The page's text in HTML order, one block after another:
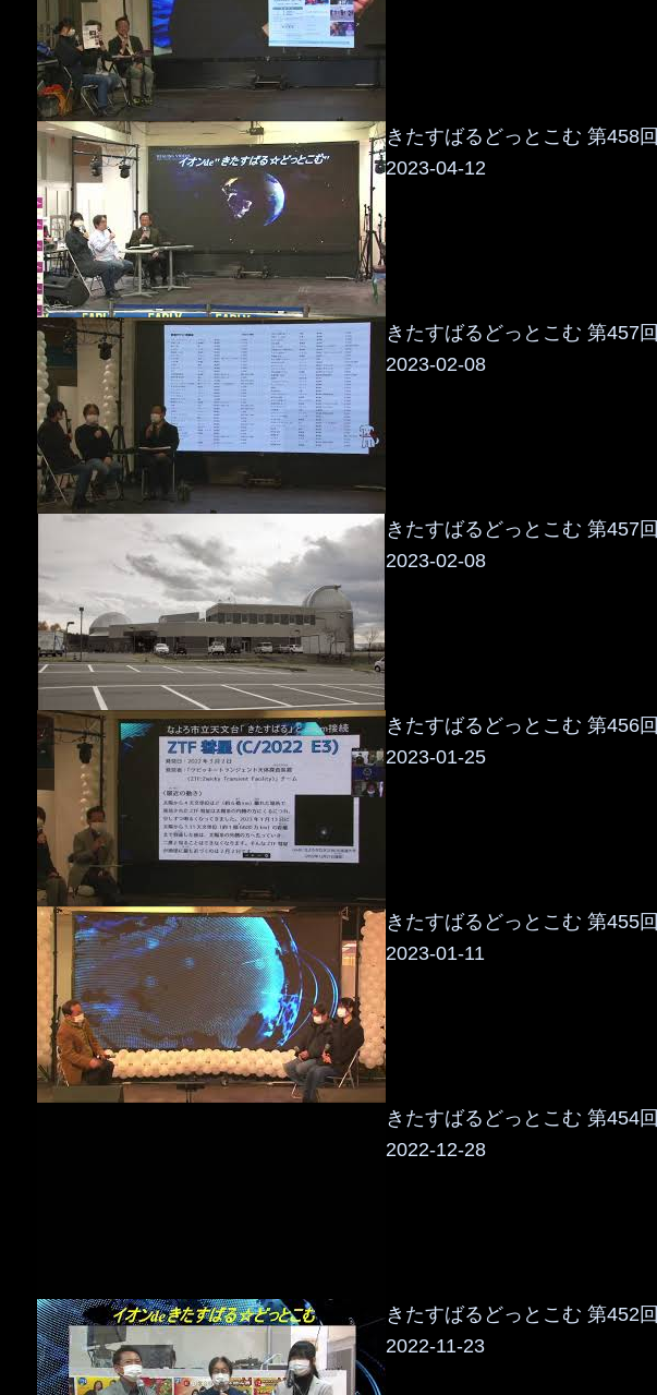
きたすばるどっとこむ 第458回
2023-04-12
きたすばるどっとこむ 第457回
2023-02-08
きたすばるどっとこむ 第457回
2023-02-08
きたすばるどっとこむ 第456回
2023-01-25
きたすばるどっとこむ 第455回
2023-01-11
きたすばるどっとこむ 第454回
2022-12-28
きたすばるどっとこむ 第452回
2022-11-23